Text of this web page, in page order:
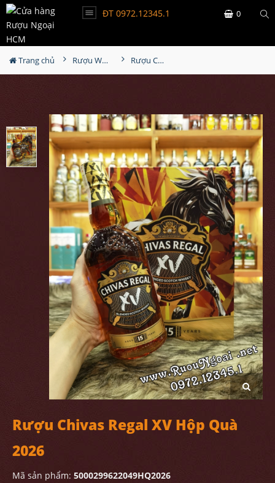
ĐT 0972.12345.1 0
Trang chủ Rượu Whisky Rượu Chivas Regal XV Hộp Quà 2026
Rượu Chivas Regal XV Hộp Quà
2026
Mã sản phẩm: 5000299622049HQ2026